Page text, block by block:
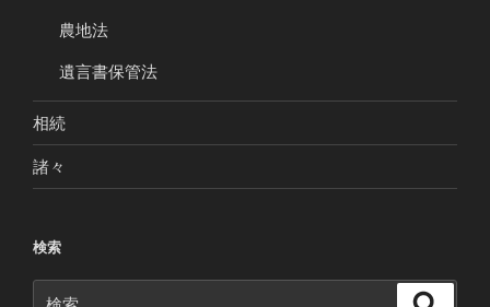
農地法
遺言書保管法
相続
諸々
検索